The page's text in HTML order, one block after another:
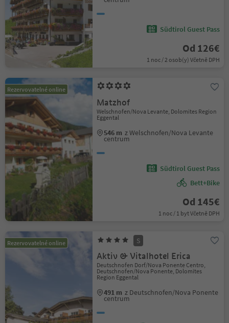
Südtirol Guest Pass
Od 126€
1 noc / 2 osob(y) Včetně DPH
Rezervovatelné online
Matzhof
Welschnofen/Nova Levante, Dolomites Region
Eggental
546 m z Welschnofen/Nova Levante
centrum
Südtirol Guest Pass
Bett+Bike
Od 145€
1 noc / 1 byt Včetně DPH
Rezervovatelné online S
Aktiv & Vitalhotel Erica
Deutschnofen Dorf/Nova Ponente Centro,
Deutschnofen/Nova Ponente, Dolomites
Region Eggental
491 m z Deutschnofen/Nova Ponente
centrum